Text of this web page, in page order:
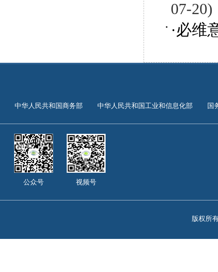
07-20)
·必维
中华人民共和国商务部 中华人民共和国工业和信息化部 国
公众号 视频号
版权所